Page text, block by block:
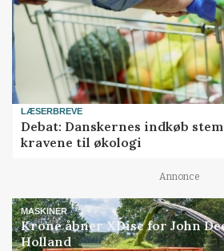
LÆSERBREVE
Debat: Danskernes indkøb
kravene til økologi
Annonce
MASKINER
Krone åbner XDisc for John
Holland